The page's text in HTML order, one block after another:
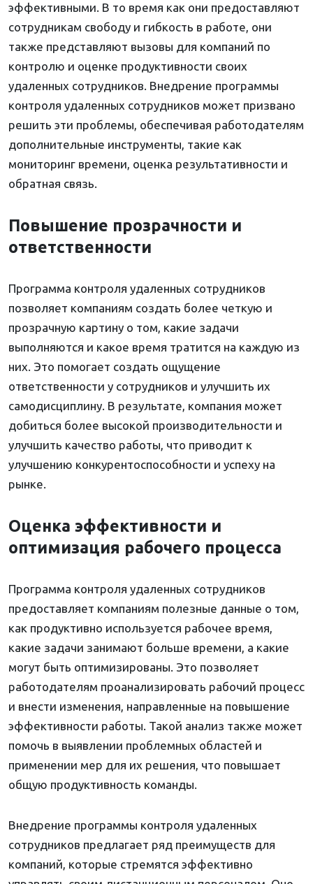
эффективными. В то время как они предоставляют
сотрудникам свободу и гибкость в работе, они
также представляют вызовы для компаний по
контролю и оценке продуктивности своих
удаленных сотрудников. Внедрение программы
контроля удаленных сотрудников может призвано
решить эти проблемы, обеспечивая работодателям
дополнительные инструменты, такие как
мониторинг времени, оценка результативности и
обратная связь.
Повышение прозрачности и
ответственности
Программа контроля удаленных сотрудников
позволяет компаниям создать более четкую и
прозрачную картину о том, какие задачи
выполняются и какое время тратится на каждую из
них. Это помогает создать ощущение
ответственности у сотрудников и улучшить их
самодисциплину. В результате, компания может
добиться более высокой производительности и
улучшить качество работы, что приводит к
улучшению конкурентоспособности и успеху на
рынке.
Оценка эффективности и
оптимизация рабочего процесса
Программа контроля удаленных сотрудников
предоставляет компаниям полезные данные о том,
как продуктивно используется рабочее время,
какие задачи занимают больше времени, а какие
могут быть оптимизированы. Это позволяет
работодателям проанализировать рабочий процесс
и внести изменения, направленные на повышение
эффективности работы. Такой анализ также может
помочь в выявлении проблемных областей и
применении мер для их решения, что повышает
общую продуктивность команды.
Внедрение программы контроля удаленных
сотрудников предлагает ряд преимуществ для
компаний, которые стремятся эффективно